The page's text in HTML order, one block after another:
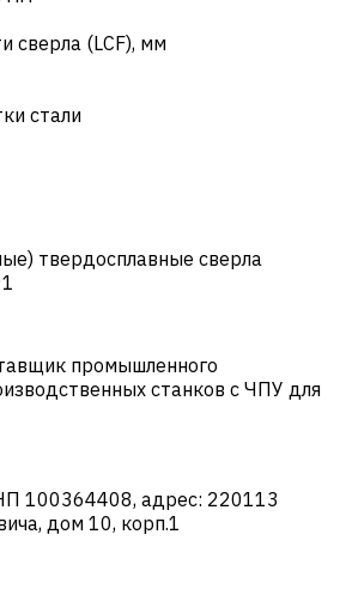
сверла (LCF), мм
стали
твердосплавные сверла
промышленного
станков с ЧПУ для
100364408, адрес: 220113
дом 10, корп.1